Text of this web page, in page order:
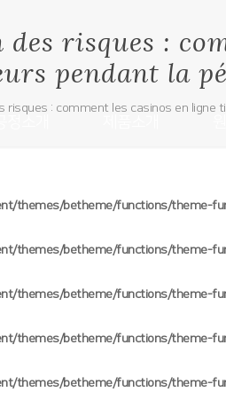
risques :
pendant la
: comment les casinos en ligne
themes/betheme/functions/theme-
themes/betheme/functions/theme-
themes/betheme/functions/theme-
themes/betheme/functions/theme-
themes/betheme/functions/theme-